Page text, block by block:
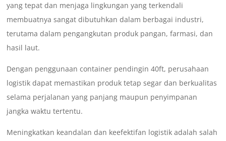
yang tepat dan menjaga lingkungan yang terkendali
membuatnya sangat dibutuhkan dalam berbagai industri,
terutama dalam pengangkutan produk pangan, farmasi, dan
hasil laut.
Dengan penggunaan container pendingin 40ft, perusahaan
logistik dapat memastikan produk tetap segar dan berkualitas
selama perjalanan yang panjang maupun penyimpanan
jangka waktu tertentu.
Meningkatkan keandalan dan keefektifan logistik adalah salah